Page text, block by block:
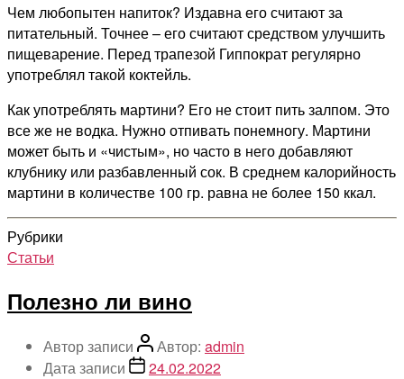
Чем любопытен напиток? Издавна его считают за
питательный. Точнее – его считают средством улучшить
пищеварение. Перед трапезой Гиппократ регулярно
употреблял такой коктейль.
Как употреблять мартини? Его не стоит пить залпом. Это
все же не водка. Нужно отпивать понемногу. Мартини
может быть и «чистым», но часто в него добавляют
клубнику или разбавленный сок. В среднем калорийность
мартини в количестве 100 гр. равна не более 150 ккал.
Рубрики
Статьи
Полезно ли вино
Автор записи Автор: admin
Дата записи
24.02.2022